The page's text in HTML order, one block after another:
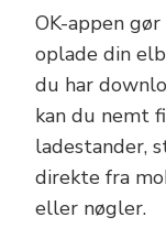
OK-appen
oplade din
du har
kan du nemt
ladestander,
direkte fra
eller nøgler.